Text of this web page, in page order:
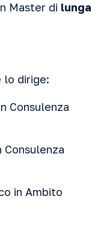
Master di lunga
lo dirige:
Consulenza
in Ambito